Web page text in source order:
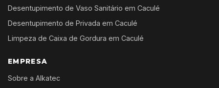
Desentupimento de Vaso Sanitário em Caculé
Desentupimento de Privada em Caculé
Limpeza de Caixa de Gordura em Caculé
EMPRESA
Sobre a Alkatec